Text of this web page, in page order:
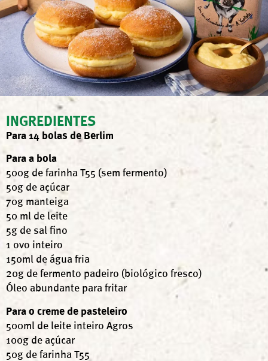
INGREDIENTES
Para 14 bolas de Berlim
Para a bola
500g de farinha T55 (sem fermento)
50g de açúcar
70g manteiga
50 ml de leite
5g de sal fino
1 ovo inteiro
150ml de água fria
20g de fermento padeiro (biológico fresco)
Óleo abundante para fritar
Para o creme de pasteleiro
500ml de leite inteiro Agros
100g de açúcar
50g de farinha T55